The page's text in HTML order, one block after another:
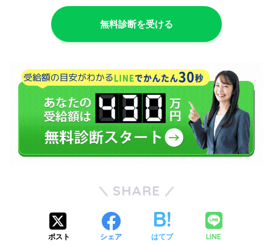
無料診断を受ける
SHARE
ポスト シェア はてブ LINE